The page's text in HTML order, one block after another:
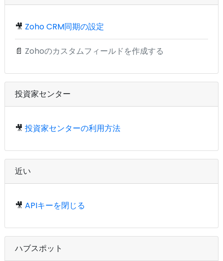
🎥 Zoho CRM同期の設定
📄 Zohoのカスタムフィールドを作成する
投資家センター
🎥 投資家センターの利用方法
近い
🎥 APIキーを閉じる
ハブスポット